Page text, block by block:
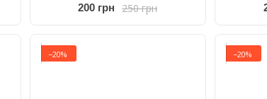
250 грн
200 грн
−20% −20%